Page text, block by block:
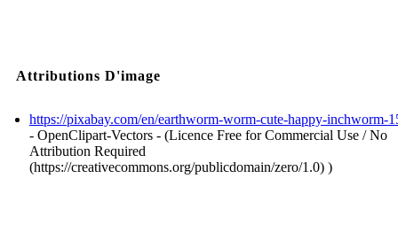
Attributions D'image
https://pixabay.com/en/earthworm-worm-cute-happy-inchworm-
- OpenClipart-Vectors - (Licence Free for Commercial Use / No
Attribution Required
(https://creativecommons.org/publicdomain/zero/1.0) )